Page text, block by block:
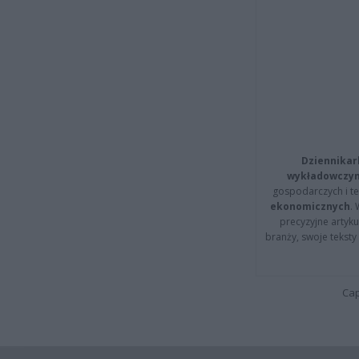
gospodarczych i
ekonomicznych.
precyzyjne
branży, swoje